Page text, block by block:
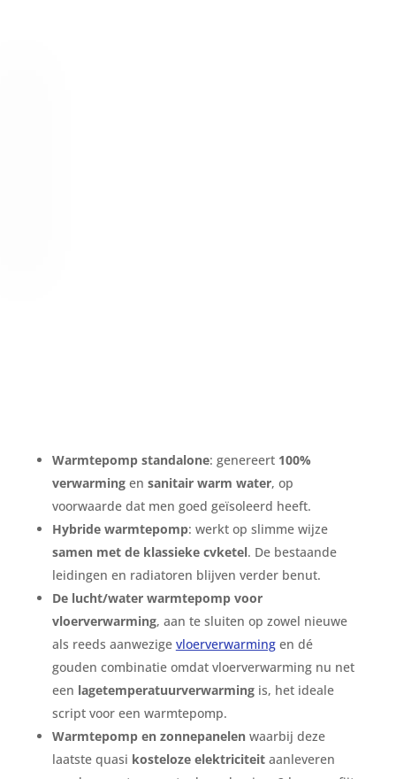
Warmtepomp standalone: genereert 100%
verwarming en sanitair warm water, op
voorwaarde dat men goed geïsoleerd heeft.
Hybride warmtepomp: werkt op slimme wijze
samen met de klassieke cvketel. De bestaande
leidingen en radiatoren blijven verder benut.
De lucht/water warmtepomp voor
vloerverwarming, aan te sluiten op zowel nieuwe
als reeds aanwezige vloerverwarming en dé
gouden combinatie omdat vloerverwarming nu net
een lagetemperatuurverwarmingis, het ideale
script voor een warmtepomp.
Warmtepomp en zonnepanelenwaarbij deze
laatste quasi kosteloze elektriciteit aanleveren